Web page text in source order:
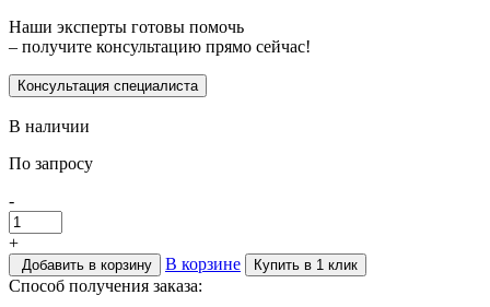
Наши эксперты готовы помочь
– получите консультацию прямо сейчас!
Консультация специалиста
В наличии
По запросу
-
+
Добавить в корзину В корзине Купить в 1 клик
Способ получения заказа: